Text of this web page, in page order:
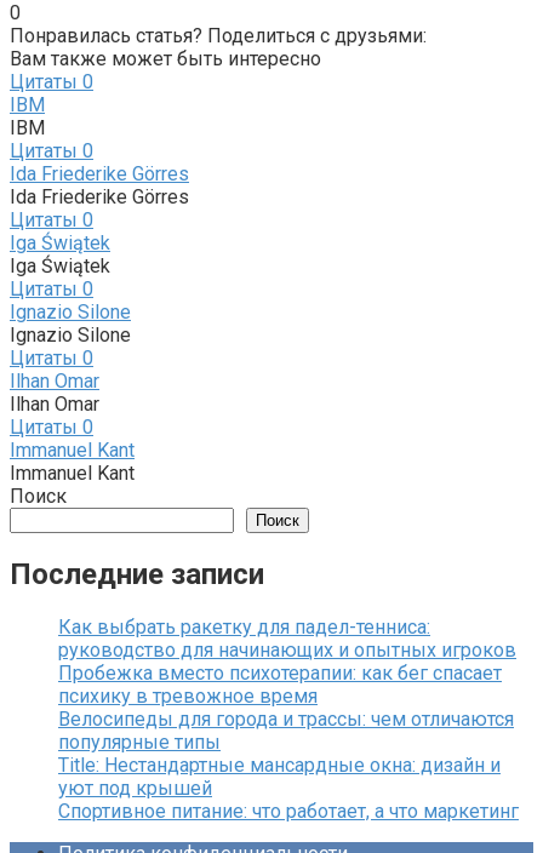
0
Понравилась статья? Поделиться с друзьями:
Вам также может быть интересно
Цитаты 0
IBM
IBM
Цитаты 0
Ida Friederike Görres
Ida Friederike Görres
Цитаты 0
Iga Świątek
Iga Świątek
Цитаты 0
Ignazio Silone
Ignazio Silone
Цитаты 0
Ilhan Omar
Ilhan Omar
Цитаты 0
Immanuel Kant
Immanuel Kant
Поиск
Поиск
Последние записи
Как выбрать ракетку для падел-тенниса:
руководство для начинающих и опытных игроков
Пробежка вместо психотерапии: как бег спасает
психику в тревожное время
Велосипеды для города и трассы: чем отличаются
популярные типы
Title: Нестандартные мансардные окна: дизайн и
уют под крышей
Спортивное питание: что работает, а что маркетинг